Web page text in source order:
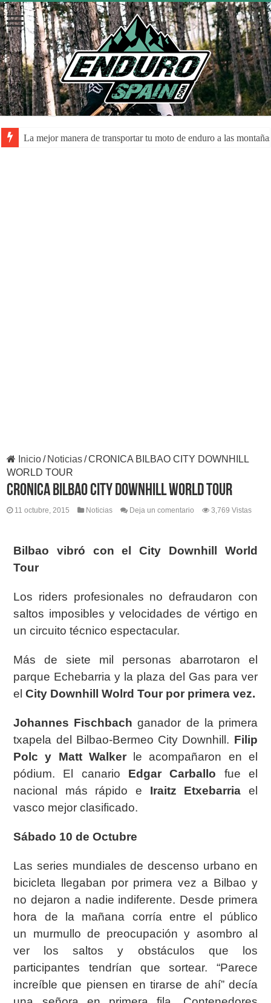
La mejor manera de transportar tu moto de enduro a las
Inicio/ Noticias/CRONICA BILBAO CITY DOWNHILL
WORLD TOUR
CRONICA BILBAO CITY DOWNHILL WORLD TOUR
11 octubre, 2015 Noticias Deja un comentario 3,769 Vistas
Bilbao vibró con el City Downhill World
Tour
Los riders profesionales no defraudaron con
saltos imposibles y velocidades de vértigo en
uncircuito técnico espectacular.
Más de siete mil personas abarrotaron el
parque Echebarria y la plaza del Gas para ver
elCity Downhill Wolrd Tour por primera vez.
Johannes Fischbach ganador de la primera
txapela del Bilbao-Bermeo City Downhill. Filip
Polc y Matt Walkerle acompañaron en el
pódium. El canario Edgar Carballo fue el
nacional más rápido e Iraitz Etxebarria el
vasco mejor clasificado.
Sábado 10 de Octubre
Las series mundiales de descenso urbano en
bicicleta llegaban por primera vez a Bilbao y
no dejaron a nadie indiferente. Desde primera
hora de la mañana corría entre el público
un murmullo de preocupación y asombro al
ver los saltos y obstáculos que los
participantes tendrían que sortear. “Parece
increíble que piensen en tirarse de ahí” decía